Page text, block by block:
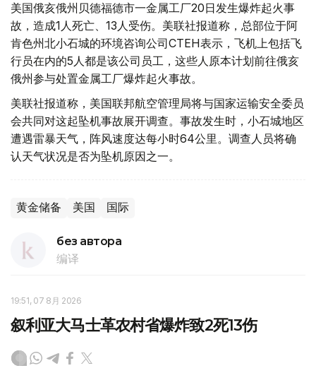
美国俄亥俄州贝德福德市一金属工厂20日发生爆炸起火事
故，造成1人死亡、13人受伤。美联社报道称，总部位于阿
肯色州北小石城的环境咨询公司CTEH表示，飞机上包括飞
行员在内的5人都是该公司员工，这些人原本计划前往俄亥
俄州参与处置金属工厂爆炸起火事故。
美联社报道称，美国联邦航空管理局将与国家运输安全委员
会共同对这起坠机事故展开调查。事故发生时，小石城地区
遭遇雷暴天气，阵风速度达每小时64公里。调查人员将确
认天气状况是否为坠机原因之一。
黄金储备 美国 国际
без автора
编译
19:51, 07 8月 2026
叙利亚大马士革农村省爆炸致2死13伤